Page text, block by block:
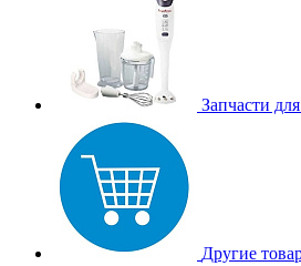
Запчасти
Другие